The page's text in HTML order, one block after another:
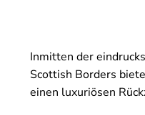
Inmitten der
Scottish Borders
einen luxuriösen